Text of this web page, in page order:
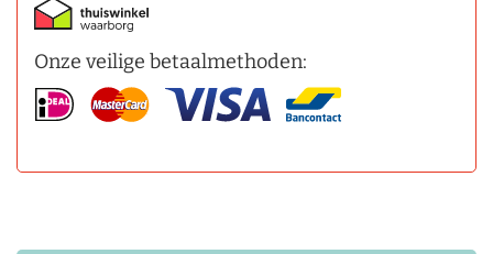
Onze veilige betaalmethoden: